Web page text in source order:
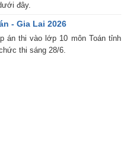
đây.
- Gia Lai 2026
án thi vào lớp 10 môn Toán tỉnh
thi sáng 28/6.